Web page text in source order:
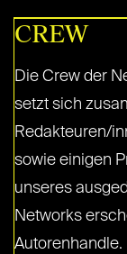
CREW
Die Crew der
setzt sich
Redakteuren/
sowie einigen
unseres
Networks
Autorenhandle.